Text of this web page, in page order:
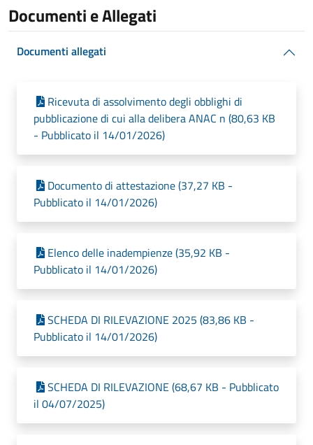
Documenti e Allegati
Documenti allegati
Ricevuta di assolvimento degli obblighi di
pubblicazione di cui alla delibera ANAC n (80,63 KB
- Pubblicato il 14/01/2026)
Documento di attestazione (37,27 KB -
Pubblicato il 14/01/2026)
Elenco delle inadempienze (35,92 KB -
Pubblicato il 14/01/2026)
SCHEDA DI RILEVAZIONE 2025 (83,86 KB -
Pubblicato il 14/01/2026)
SCHEDA DI RILEVAZIONE (68,67 KB - Pubblicato
il 04/07/2025)